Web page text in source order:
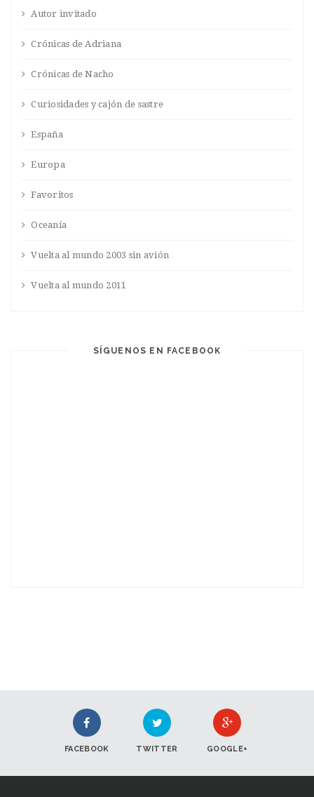
Autor invitado
Crónicas de Adriana
Crónicas de Nacho
Curiosidades y cajón de sastre
España
Europa
Favoritos
Oceanía
Vuelta al mundo 2003 sin avión
Vuelta al mundo 2011
SÍGUENOS EN FACEBOOK
FACEBOOK TWITTER GOOGLE+